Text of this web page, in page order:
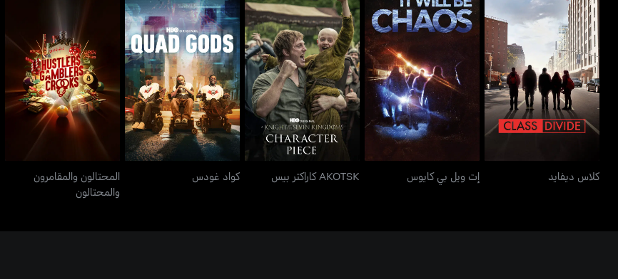
كلاس ديفايد
كلاس ديفايد
إت ويل بي كايوس
إت ويل بي كايوس
AKOTSK كاراكتر بيس
AKOTSK كاراكتر بيس
كواد غودس
كواد غودس
المحتالون والمقامرون
والمحتالون
المحتالون والمقامرون
والمحتالون